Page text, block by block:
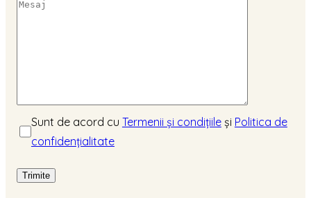
Sunt de acord cu Termenii și condițiileși Politica de
confidențialitate